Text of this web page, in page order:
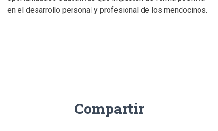
en el desarrollo personal y profesional de los mendocinos.
Compartir